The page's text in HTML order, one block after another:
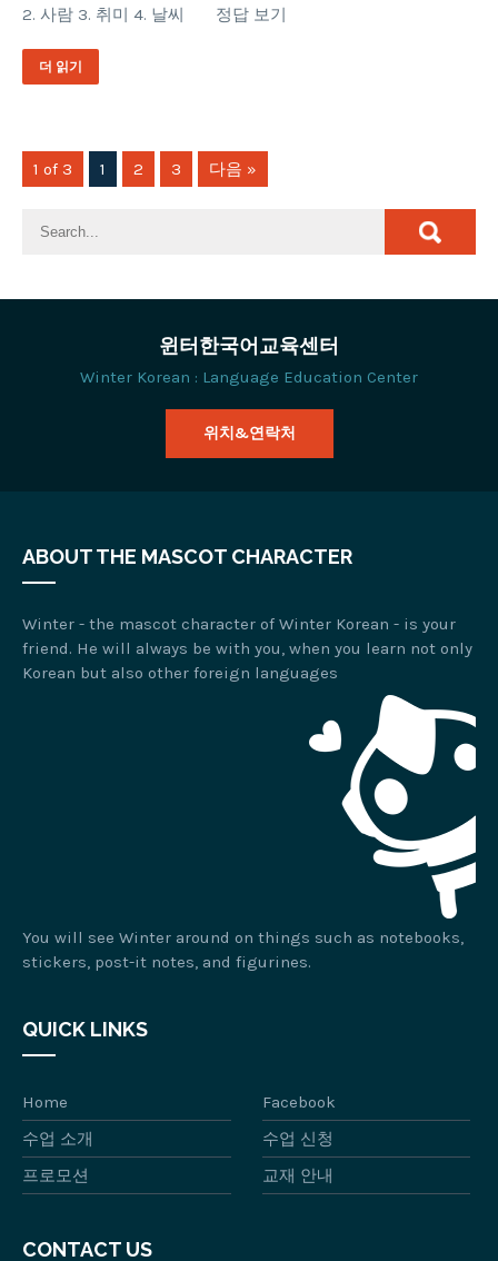
2. 사람 3. 취미 4. 날씨 정답 보기
더 읽기
1 of 3 1 2 3 다음 »
윈터한국어교육센터
Winter Korean : Language Education Center
위치&연락처
ABOUT THE MASCOT CHARACTER
Winter - the mascot character of Winter Korean - is your
friend. He will always be with you, when you learn not only
Korean but also other foreign languages
You will see Winter around on things such as notebooks,
stickers, post-it notes, and figurines.
QUICK LINKS
Home
Facebook
수업 소개
수업 신청
프로모션
교재 안내
CONTACT US